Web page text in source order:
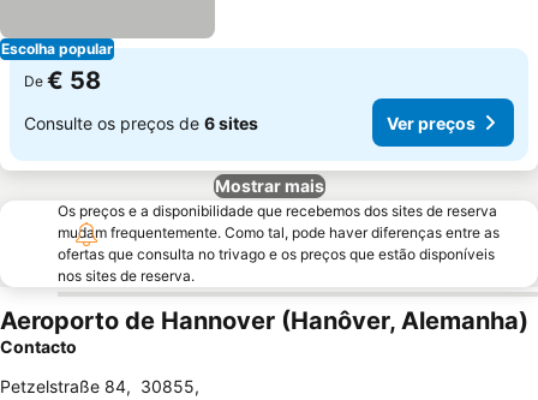
Escolha popular
De € 58
Consulte os preços de 6 sites Ver preços
Mostrar mais
Os preços e a disponibilidade que recebemos dos sites de reserva
mudam frequentemente. Como tal, pode haver diferenças entre as
ofertas que consulta no trivago e os preços que estão disponíveis
nos sites de reserva.
Aeroporto de Hannover (Hanôver, Alemanha)
Contacto
Petzelstraße 84, 30855,